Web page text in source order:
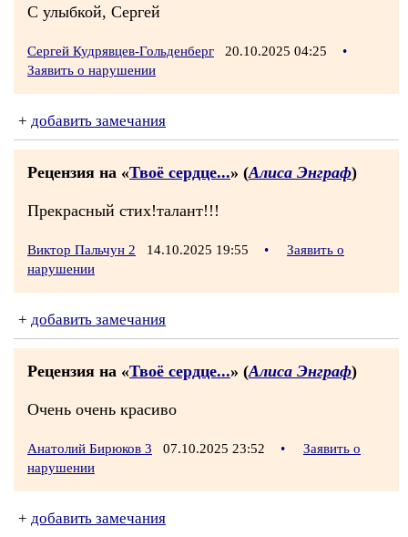
С улыбкой, Сергей
Сергей Кудрявцев-Гольденберг 20.10.2025 04:25
•
Заявить о нарушении
+ добавить замечания
Рецензия на «Твоё сердце...» (Алиса Энграф)
Прекрасный стих!талант!!!
Виктор Пальчун 2 14.10.2025 19:55 •
Заявить о
нарушении
+ добавить замечания
Рецензия на «Твоё сердце...» (Алиса Энграф)
Очень очень красиво
Анатолий Бирюков 3 07.10.2025 23:52 •
Заявить о
нарушении
+ добавить замечания